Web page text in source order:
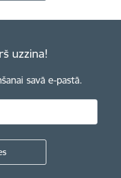
uzzina!
savā e-pastā.